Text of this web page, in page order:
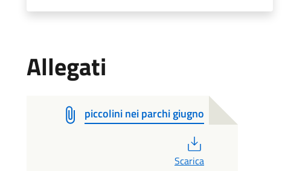
Allegati
piccolini nei parchi giugno
Scarica